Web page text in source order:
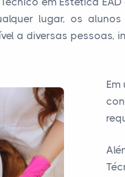
lugar, os
a diversas